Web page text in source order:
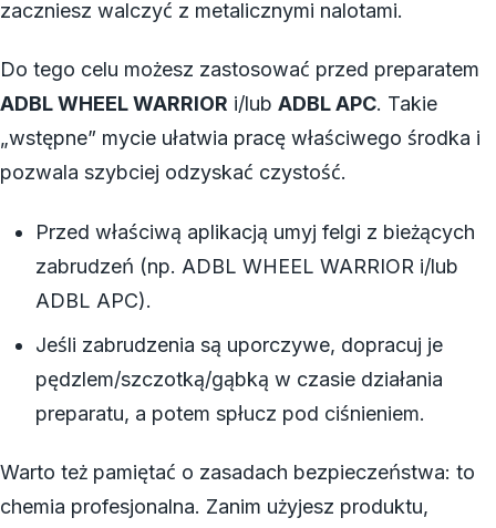
zaczniesz walczyć z metalicznymi nalotami.
Do tego celu możesz zastosować przed preparatem
ADBL WHEEL WARRIOR i/lub ADBL APC. Takie
„wstępne” mycie ułatwia pracę właściwego środka i
pozwala szybciej odzyskać czystość.
Przed właściwą aplikacją umyj felgi z bieżących
zabrudzeń (np. ADBL WHEEL WARRIOR i/lub
ADBL APC).
Jeśli zabrudzenia są uporczywe, dopracuj je
pędzlem/szczotką/gąbką w czasie działania
preparatu, a potem spłucz pod ciśnieniem.
Warto też pamiętać o zasadach bezpieczeństwa: to
chemia profesjonalna. Zanim użyjesz produktu,